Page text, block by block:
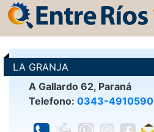
LA GRANJA
A Gallardo 62, Paraná
Telefono: 0343-4910590